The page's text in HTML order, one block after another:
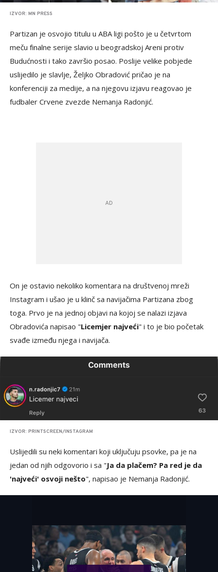
IZVOR: MN PRESS
Partizan je osvojio titulu u ABA ligi pošto je u četvrtom
meču finalne serije slavio u beogradskoj Areni protiv
Budućnosti i tako završio posao. Poslije velike pobjede
uslijedilo je slavlje, Željko Obradović pričao je na
konferenciji za medije, a na njegovu izjavu reagovao je
fudbaler Crvene zvezde Nemanja Radonjić.
On je ostavio nekoliko komentara na društvenoj mreži
Instagram i ušao je u klinč sa navijačima Partizana zbog
toga. Prvo je na jednoj objavi na kojoj se nalazi izjava
Obradovića napisao "Licemjer najveći" i to je bio početak
svađe između njega i navijača.
IZVOR: PRINTSCREEN/INSTAGRAM
Uslijedili su neki komentari koji uključuju psovke, pa je na
jedan od njih odgovorio i sa "Ja da plačem? Pa red je da
'najveći' osvoji nešto", napisao je Nemanja Radonjić.